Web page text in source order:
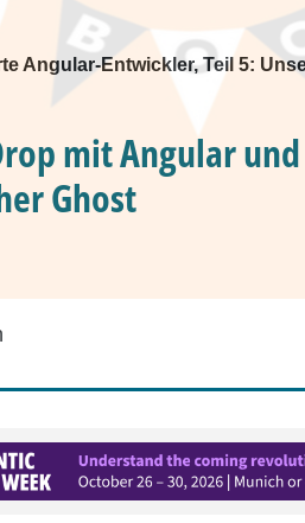
Angular-Entwickler, Teil 5:
mit Angular
Ghost